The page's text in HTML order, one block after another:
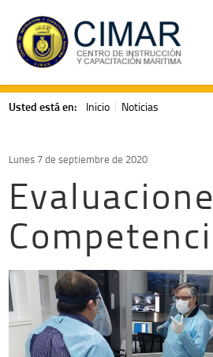
Usted está en: Inicio Noticias
Lunes 7 de septiembre de 2020